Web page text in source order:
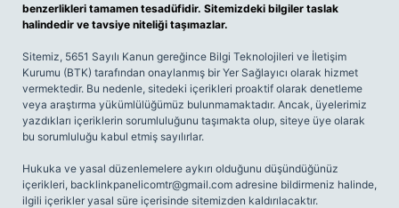
benzerlikleri tamamen tesadüfidir. Sitemizdeki bilgiler taslak
halindedir ve tavsiye niteliği taşımazlar.
Sitemiz, 5651 Sayılı Kanun gereğince Bilgi Teknolojileri ve İletişim
Kurumu (BTK) tarafından onaylanmış bir Yer Sağlayıcı olarak hizmet
vermektedir. Bu nedenle, sitedeki içerikleri proaktif olarak denetleme
veya araştırma yükümlülüğümüz bulunmamaktadır. Ancak, üyelerimiz
yazdıkları içeriklerin sorumluluğunu taşımakta olup, siteye üye olarak
bu sorumluluğu kabul etmiş sayılırlar.
Hukuka ve yasal düzenlemelere aykırı olduğunu düşündüğünüz
içerikleri, backlinkpanelicomtr@gmail.com adresine bildirmeniz halinde,
ilgili içerikler yasal süre içerisinde sitemizden kaldırılacaktır.